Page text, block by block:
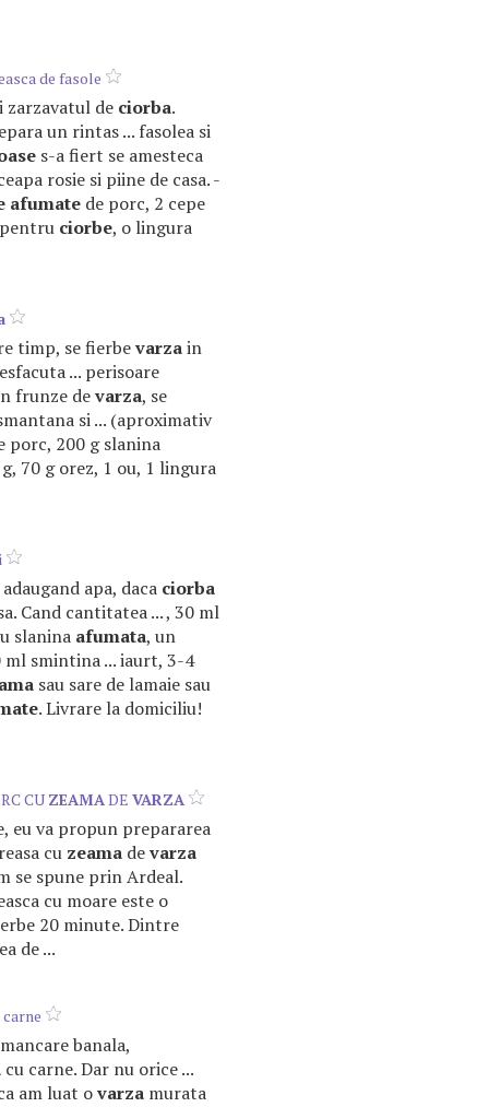
de fasole
zarzavatul de ciorba.
un rintas ... fasolea si
s-a fiert se amesteca
rosie si piine de casa. -
afumate de porc, 2 cepe
ciorbe, o lingura
timp, se fierbevarzain
... perisoare
frunze devarza, se
si ... (aproximativ
porc, 200 g slanina
70 g orez, 1 ou, 1 lingura
apa, daca ciorba
Cand cantitatea ... , 30 ml
slanina afumata, un
ml smintina ... iaurt, 3-4
sau sare de lamaie sau
. Livrare la domiciliu!
CU ZEAMADE VARZA
eu va propun prepararea
cu zeama devarza
se spune prin Ardeal.
cu moare este o
20 minute. Dintre
de ...
banala,
cu carne. Dar nu orice ...
am luat ovarza murata